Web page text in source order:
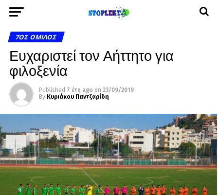
7ΟΣ ΌΜΙΛΟΣ
Ευχαριστεί τον Αήττητο για
φιλοξενία
Published 7 έτη ago on 23/09/2019
By Κυριάκου Παντζαρίδη